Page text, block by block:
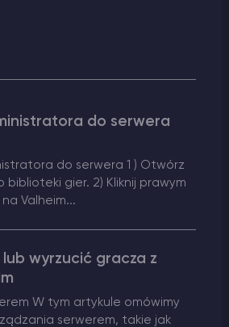
Hosting
do serwera
do serwera 1 ) Otwórz
biblioteki gier. 2) Kliknij prawym
Valheim...
wyrzucić gracza z
W tym artykule omówimy
serwerem, takie jak